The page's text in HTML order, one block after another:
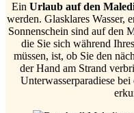
Ein Urlaub auf den
werden. Glasklares Wasser,
Sonnenschein sind auf den
die Sie sich während
müssen, ist, ob Sie den
der Hand am Strand
Unterwasserparadiese